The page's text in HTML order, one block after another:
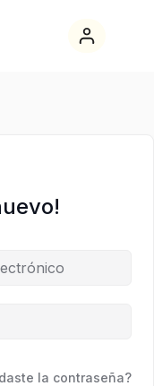
la contraseña?